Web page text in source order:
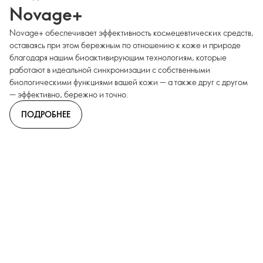
Novage+
Novage+ обеспечивает эффективность космецевтических средств,
оставаясь при этом бережным по отношению к коже и природе
благодаря нашим биоактивирующим технологиям, которые
работают в идеальной синхронизации с собственными
биологическими функциями вашей кожи — а также друг с другом
— эффективно, бережно и точно.
ПОДРОБНЕЕ